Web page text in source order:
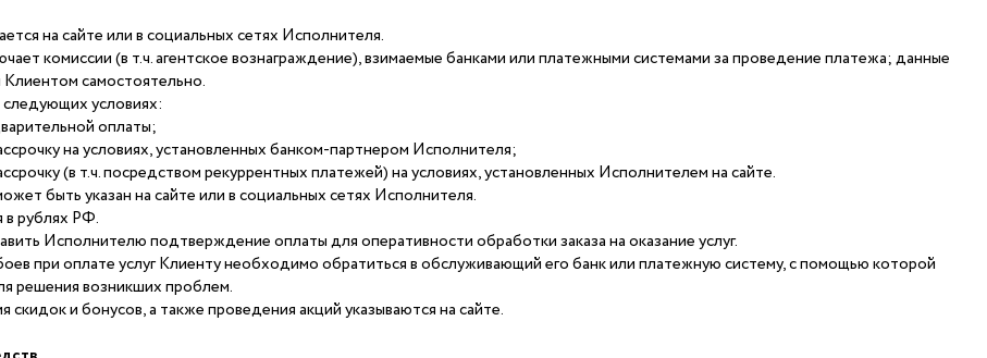
на сайте или в социальных сетях Исполнителя.
комиссии (в т.ч. агентское вознаграждение), взимаемые банками или платежными системами за проведение платежа; данные
самостоятельно.
следующих условиях:
оплаты;
на условиях, установленных банком-партнером Исполнителя;
(в т.ч. посредством рекуррентных платежей) на условиях, установленных Исполнителем на сайте.
быть указан на сайте или в социальных сетях Исполнителя.
в рублях РФ.
Исполнителю подтверждение оплаты для оперативности обработки заказа на оказание услуг.
при оплате услуг Клиенту необходимо обратиться в обслуживающий его банк или платежную систему, с помощью которой
решения возникших проблем.
скидок и бонусов, а также проведения акций указываются на сайте.